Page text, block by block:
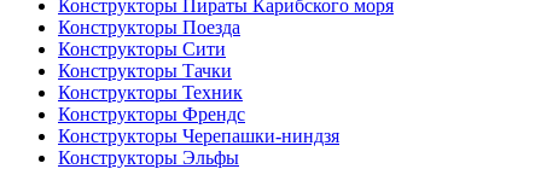
Конструкторы Пираты Карибского моря
Конструкторы Поезда
Конструкторы Сити
Конструкторы Тачки
Конструкторы Техник
Конструкторы Френдс
Конструкторы Черепашки-ниндзя
Конструкторы Эльфы